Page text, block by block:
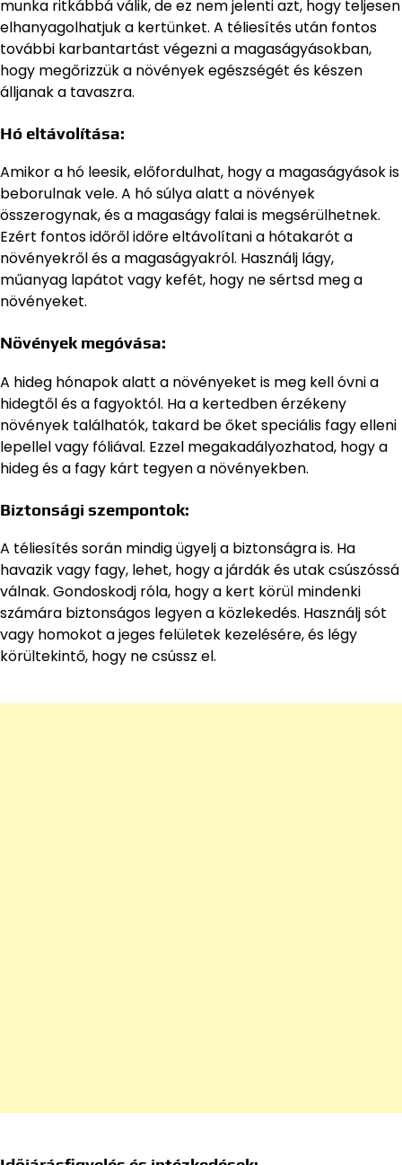
munka ritkábbá válik, de ez nem jelenti azt, hogy teljesen
elhanyagolhatjuk a kertünket. A téliesítés után fontos
további karbantartást végezni a magaságyásokban,
hogy megőrizzük a növények egészségét és készen
álljanak a tavaszra.
Hó eltávolítása:
Amikor a hó leesik, előfordulhat, hogy a magaságyások is
beborulnak vele. A hó súlya alatt a növények
összerogynak, és a magaságy falai is megsérülhetnek.
Ezért fontos időről időre eltávolítani a hótakarót a
növényekről és a magaságyakról. Használj lágy,
műanyag lapátot vagy kefét, hogy ne sértsd meg a
növényeket.
Növények megóvása:
A hideg hónapok alatt a növényeket is meg kell óvni a
hidegtől és a fagyoktól. Ha a kertedben érzékeny
növények találhatók, takard be őket speciális fagy elleni
lepellel vagy fóliával. Ezzel megakadályozhatod, hogy a
hideg és a fagy kárt tegyen a növényekben.
Biztonsági szempontok:
A téliesítés során mindig ügyelj a biztonságra is. Ha
havazik vagy fagy, lehet, hogy a járdák és utak csúszóssá
válnak. Gondoskodj róla, hogy a kert körül mindenki
számára biztonságos legyen a közlekedés. Használj sót
vagy homokot a jeges felületek kezelésére, és légy
körültekintő, hogy ne csússz el.